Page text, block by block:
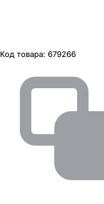
Код товара: 679266